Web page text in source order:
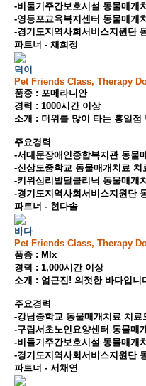
-비둘기주간보호시설 동물매개
-영등포교육복지센터 동물매개
-경기도지역사회서비스지원단
파트너 - 채희정
덕이
Pet Friends Class, Therapy
품종 : 포메라니안
경력 : 1000시간 이상
소개 : 더위를 많이 타는 홍일점
주요경력
-서대문장애인종합복지관 동물
-신상도중학교 동물매개치료 치
-키위심리발달클리닉 동물매개
-경기도지역사회서비스지원단
파트너 - 현다솔
바다
Pet Friends Class, Therapy
품종 : MIx
경력 : 1,000시간 이상
소개 : 엄근진! 의젓한 바다입니
주요경력
-강남중학교 동물매개치료 치료
-구립서초노인요양센터 동물매
-비둘기주간보호시설 동물매개
-경기도지역사회서비스지원단
파트너 - 서채연